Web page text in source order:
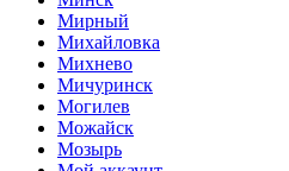
Мирный
Михайловка
Михнево
Мичуринск
Могилев
Можайск
Мозырь